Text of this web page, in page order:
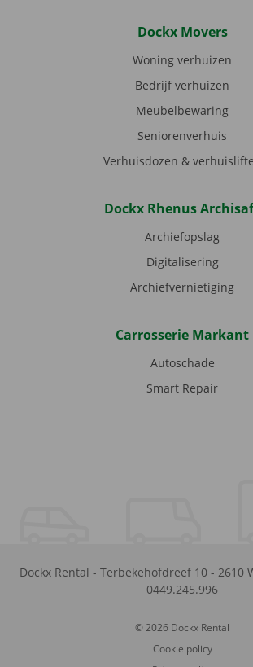
Dockx Movers
Woning verhuizen
Bedrijf verhuizen
Meubelbewaring
Seniorenverhuis
Verhuisdozen &
Dockx Rhenus
Archiefopslag
Digitalisering
Archiefvernietiging
Carrosserie Markant
Autoschade
Smart Repair
Dockx Rental - Terbekehofdreef 10 - 2610
0449.245.996
© 2026 Dockx Rental
Cookie policy